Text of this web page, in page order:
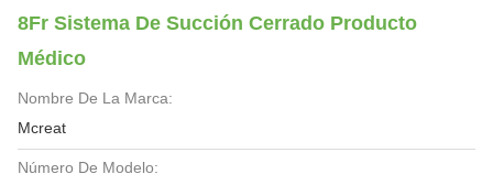
8Fr Sistema De Succión Cerrado Producto
Médico
Nombre De La Marca:
Mcreat
Número De Modelo: